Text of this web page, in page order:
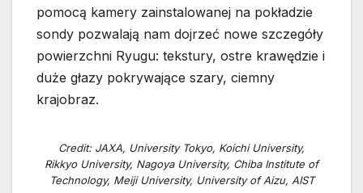
pomocą kamery zainstalowanej na pokładzie
sondy pozwalają nam dojrzeć nowe szczegóły
powierzchni Ryugu: tekstury, ostre krawędzie i
duże głazy pokrywające szary, ciemny
krajobraz.
Credit: JAXA, University Tokyo, Koichi University,
Rikkyo University, Nagoya University, Chiba Institute of
Technology, Meiji University, University of Aizu, AIST